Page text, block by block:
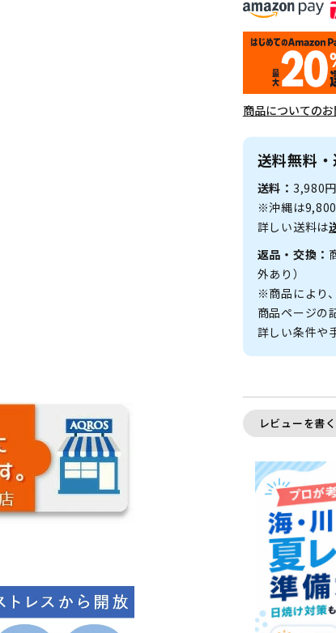
商品についての
送料無料
送料： 3,980
※沖縄は
詳しい送料は
返品・交換：
外あり）
※商品により
商品ページの
詳しい条件や
レビューを書く